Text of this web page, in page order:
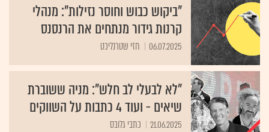
"ביקוש כבוש וחוסר נזילות": מנהלי
קרנות גידור מנתחים את הרנסנס
06.07.2025 חזי שטרנליכט
"לא לבעלי לב חלש": מניה ששוברת
שיאים - ועוד 4 כתבות על השווקים
21.06.2025 כתבי גלובס